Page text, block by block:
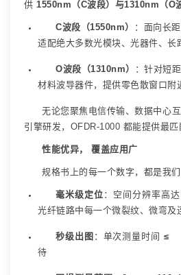
供 1550nm （C波段）与1310nm （O
C波段（1550nm）
：面向长
适配绝大多数光模块、光器件、长
O波段（1310nm）
：针对短
材料波导器件，提供零色散窗口附
无论您聚焦电信传输、数据中心
引擎研发， OFDR-1000 都能提供最匹
性能优异， 覆盖应用广
规格书上的每一个数字，都是我们
毫米级定位 ：空间分辨率高达
光纤链路中每一个微裂纹、微弯及
秒级出图 ：单次测量时间 ≤
待